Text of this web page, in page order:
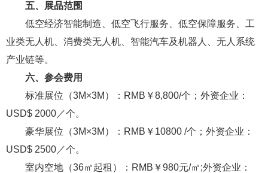
五、展品范围
低空经济智能制造、低空飞行服务、低空保障服务、工
业类无人机、消费类无人机、智能汽车及机器人、无人系统
产业链等。
六、参会费用
标准展位（3M×3M）：RMB￥8,800/个；外资企业：
USD$ 2000／个。
豪华展位（3M×3M）：RMB￥10800 /个；外资企业：
USD$ 2500／个。
室内空地（36㎡起租）：RMB￥980元/㎡;外资企业：